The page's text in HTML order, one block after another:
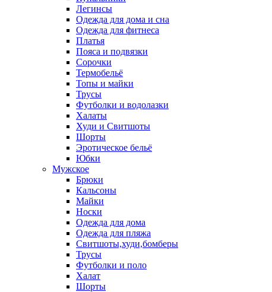
Легинсы
Одежда для дома и сна
Одежда для фитнеса
Платья
Пояса и подвязки
Сорочки
Термобельё
Топы и майки
Трусы
Футболки и водолазки
Халаты
Худи и Свитшоты
Шорты
Эротическое бельё
Юбки
Мужское
Брюки
Кальсоны
Майки
Носки
Одежда для дома
Одежда для пляжа
Свитшоты,худи,бомберы
Трусы
Футболки и поло
Халат
Шорты